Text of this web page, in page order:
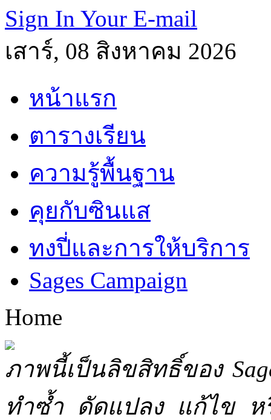
Sign In Your E-mail
เสาร์, 08 สิงหาคม 2026
หน้าแรก
ตารางเรียน
ความรู้พื้นฐาน
คุยกับซินแส
ทงปี่และการให้บริการ
Sages Campaign
Home
ภาพนี้เป็นลิขสิทธิ์ของ
ทำซ้ำ ดัดแปลง แก้ไข ห